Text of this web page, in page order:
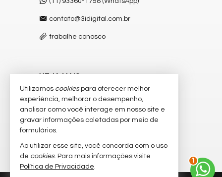
contato@3idigital.com.br
trabalhe conosco
VEJA MAIS
receba nosso newsletter
cadastre seu imóvel
imóveis favoritos
mapa de imóveis
Utilizamos cookiespara oferecer melhor
experiência, melhorar o desempenho,
analisar como você interage em nosso site e
gravar informações coletadas por meio de
formulários.
Ao utilizar esse site, você concorda com o uso
de cookies. Para mais informações visite
Política de Privacidade.